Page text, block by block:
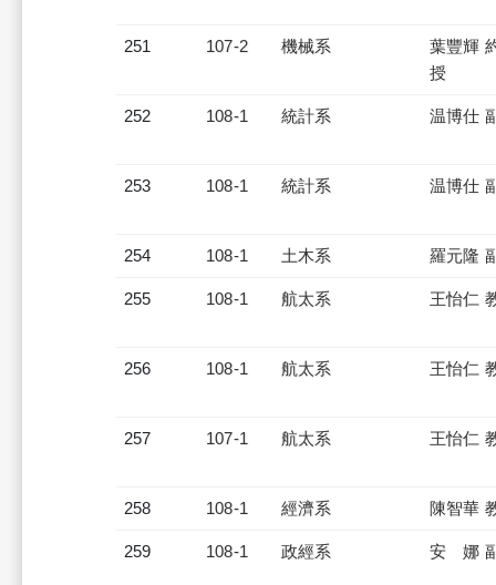
251 107-2 機械系
葉豐輝
授
252 108-1 統計系 温博仕
253 108-1 統計系 温博仕
254 108-1 土木系 羅元隆
255 108-1 航太系 王怡仁
256 108-1 航太系 王怡仁
257 107-1 航太系 王怡仁
258 108-1 經濟系 陳智華
259 108-1 政經系 安 娜